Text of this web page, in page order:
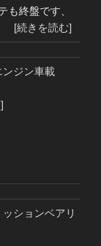
終盤です、
[続きを読む]
ジン車載
ションベアリ